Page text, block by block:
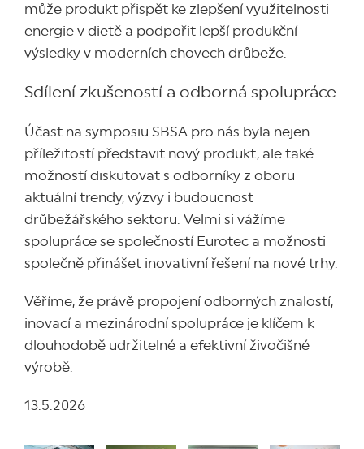
může produkt přispět ke zlepšení využitelnosti
energie v dietě a podpořit lepší produkční
výsledky v moderních chovech drůbeže.
Sdílení zkušeností a odborná spolupráce
Účast na symposiu SBSA pro nás byla nejen
příležitostí představit nový produkt, ale také
možností diskutovat s odborníky z oboru
aktuální trendy, výzvy i budoucnost
drůbežářského sektoru. Velmi si vážíme
spolupráce se společností Eurotec a možnosti
společně přinášet inovativní řešení na nové trhy.
Věříme, že právě propojení odborných znalostí,
inovací a mezinárodní spolupráce je klíčem k
dlouhodobě udržitelné a efektivní živočišné
výrobě.
13.5.2026